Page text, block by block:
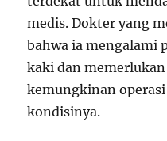
medis. Dokter yang
bahwa ia mengalami
kaki dan
kemungkinan
kondisinya.